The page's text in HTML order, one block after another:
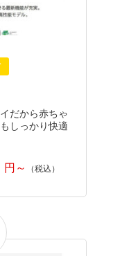
だから赤ちゃ
しっかり快適